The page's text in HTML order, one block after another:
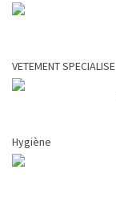
VETEMENT SPECIALISE
Hygiène